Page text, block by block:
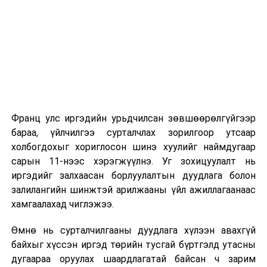
2026 оны 9 дүгээр сарын 13-наас оюутнуудыг
дотуур байранд оруулж эхэлнэ.
Сургууль, цэцэрлэгийн үйл ажиллагааны
зохицуулалт
2026 оны 8 дугаар сарын 17–28-ны өдрүүдэд
байранд элсэлт, бүртгэл болон бусад аливаа
арга хэмжээ зохион байгуулахгүй болно.
Франц улс иргэдийн урьдчилсан зөвшөөрөлгүйгээр
бараа, үйлчилгээ сурталчлах зорилгоор утсаар
холбогдохыг хориглосон шинэ хуулийг наймдугаар
сарын 11-нээс хэрэгжүүлнэ. Уг зохицуулалт нь
иргэдийг залхаасан борлуулалтын дуудлага болон
залилангийн шинжтэй арилжааны үйл ажиллагаанаас
хамгаалахад чиглэжээ.
Өмнө нь сурталчилгааны дуудлага хүлээн авахгүй
байхыг хүссэн иргэд төрийн тусгай бүртгэлд утасны
дугаараа оруулах шаардлагатай байсан ч зарим